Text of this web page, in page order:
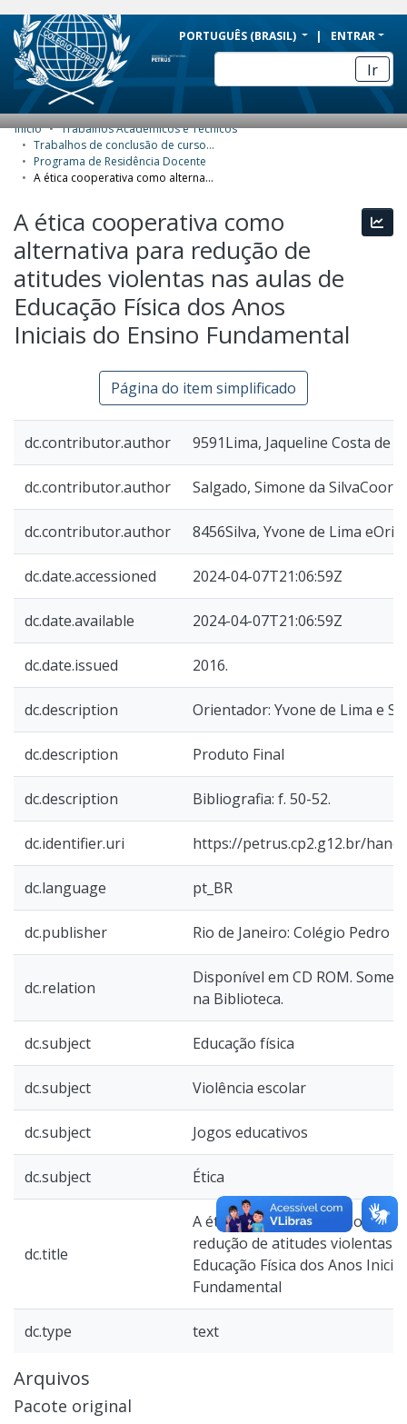
BRAZIL
Simplifique!
Comunica BR
Participe
Acesso à informação
Legislação
PORTUGUÊS (BRASIL) ENTRAR
Ir
COMUNIDADES E COLEÇÕES
NAVEGAR
ESTATÍSTICAS
SOBRE
Início
Trabalhos Acadêmicos e Técnicos
Trabalhos de conclusão de curso de Especialização
Programa de Residência Docente
A ética cooperativa como alternativa para redução de atitudes violentas nas aulas de Educação Física dos Anos Iniciais do Ensino Fundamental
A ética cooperativa como
alternativa para redução de
atitudes violentas nas aulas de
Educação Física dos Anos
Iniciais do Ensino Fundamental
Página do item simplificado
dc.contributor.author 9591Lima, Jaqueline Costa de
dc.contributor.author Salgado, Simone da
dc.contributor.author 8456Silva, Yvone de Lima
dc.date.accessioned 2024-04-07T21:06:59Z
dc.date.available 2024-04-07T21:06:59Z
dc.date.issued 2016.
dc.description Orientador: Yvone de Lima e
dc.description Produto Final
dc.description Bibliografia: f. 50-52.
dc.identifier.uri https://petrus.cp2.g12.br/
dc.language pt_BR
dc.publisher Rio de Janeiro: Colégio Pedro II,
dc.relation
Disponível em CD ROM.
na Biblioteca.
dc.subject Educação física
dc.subject Violência escolar
dc.subject Jogos educativos
dc.subject Ética
dc.title
A ética cooperativa como
redução de atitudes violentas
Educação Física dos Anos
Fundamental
dc.type text
Arquivos
Pacote original